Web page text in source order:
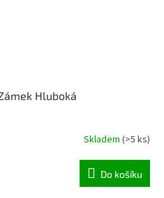
Hluboká
Skladem (>5 ks)
Do košíku